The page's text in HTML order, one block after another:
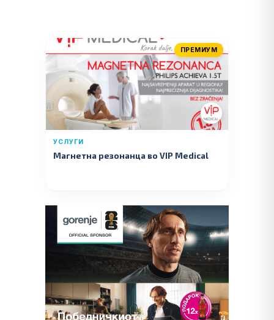
ПРЕМИУМ
УСЛУГИ
Магнетна резонанца во VIP Medical